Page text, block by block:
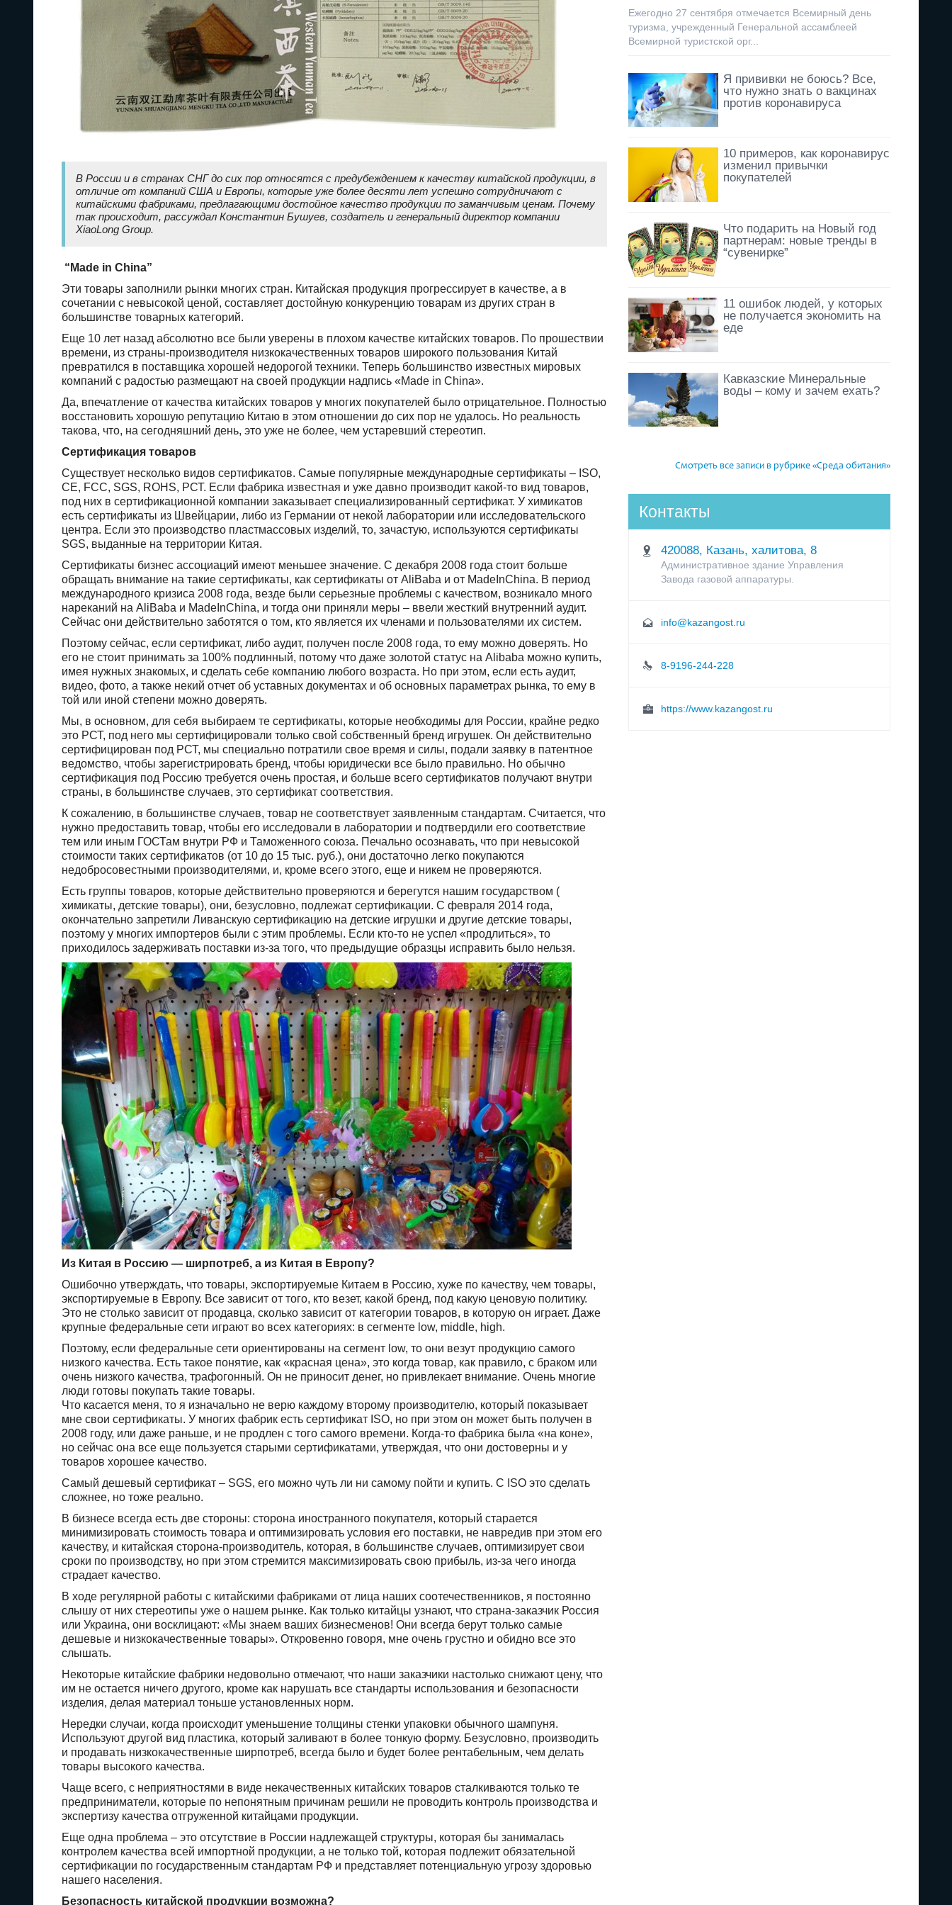
В России и в странах СНГ до сих пор относятся с предубеждением к качеству китайской продукции, в
отличие от компаний США и Европы, которые уже более десяти лет успешно сотрудничают с
китайскими фабриками, предлагающими достойное качество продукции по заманчивым ценам. Почему
так происходит, рассуждал Константин Бушуев, создатель и генеральный директор компании
XiaoLong Group.
“Made in China”
Эти товары заполнили рынки многих стран. Китайская продукция прогрессирует в качестве, а в
сочетании с невысокой ценой, составляет достойную конкуренцию товарам из других стран в
большинстве товарных категорий.
Еще 10 лет назад абсолютно все были уверены в плохом качестве китайских товаров. По прошествии
времени, из страны-производителя низкокачественных товаров широкого пользования Китай
превратился в поставщика хорошей недорогой техники. Теперь большинство известных мировых
компаний с радостью размещают на своей продукции надпись «Made in China».
Да, впечатление от качества китайских товаров у многих покупателей было отрицательное. Полностью
восстановить хорошую репутацию Китаю в этом отношении до сих пор не удалось. Но реальность
такова, что, на сегодняшний день, это уже не более, чем устаревший стереотип.
Сертификация товаров
Существует несколько видов сертификатов. Самые популярные международные сертификаты – ISO,
CE, FCC, SGS, ROHS, РСТ. Если фабрика известная и уже давно производит какой-то вид товаров,
под них в сертификационной компании заказывает специализированный сертификат. У химикатов
есть сертификаты из Швейцарии, либо из Германии от некой лаборатории или исследовательского
центра. Если это производство пластмассовых изделий, то, зачастую, используются сертификаты
SGS, выданные на территории Китая.
Сертификаты бизнес ассоциаций имеют меньшее значение. С декабря 2008 года стоит больше
обращать внимание на такие сертификаты, как сертификаты от AliBaba и от MadeInChina. В период
международного кризиса 2008 года, везде были серьезные проблемы с качеством, возникало много
нареканий на AliBaba и MadeInChina, и тогда они приняли меры – ввели жесткий внутренний аудит.
Сейчас они действительно заботятся о том, кто является их членами и пользователями их систем.
Поэтому сейчас, если сертификат, либо аудит, получен после 2008 года, то ему можно доверять. Но
его не стоит принимать за 100% подлинный, потому что даже золотой статус на Alibaba можно купить,
имея нужных знакомых, и сделать себе компанию любого возраста. Но при этом, если есть аудит,
видео, фото, а также некий отчет об уставных документах и об основных параметрах рынка, то ему в
той или иной степени можно доверять.
Мы, в основном, для себя выбираем те сертификаты, которые необходимы для России, крайне редко
это РСТ, под него мы сертифицировали только свой собственный бренд игрушек. Он действительно
сертифицирован под РСТ, мы специально потратили свое время и силы, подали заявку в патентное
ведомство, чтобы зарегистрировать бренд, чтобы юридически все было правильно. Но обычно
сертификация под Россию требуется очень простая, и больше всего сертификатов получают внутри
страны, в большинстве случаев, это сертификат соответствия.
К сожалению, в большинстве случаев, товар не соответствует заявленным стандартам. Считается, что
нужно предоставить товар, чтобы его исследовали в лаборатории и подтвердили его соответствие
тем или иным ГОСТам внутри РФ и Таможенного союза. Печально осознавать, что при невысокой
стоимости таких сертификатов (от 10 до 15 тыс. руб.), они достаточно легко покупаются
недобросовестными производителями, и, кроме всего этого, еще и никем не проверяются.
Есть группы товаров, которые действительно проверяются и берегутся нашим государством (
химикаты, детские товары), они, безусловно, подлежат сертификации. С февраля 2014 года,
окончательно запретили Ливанскую сертификацию на детские игрушки и другие детские товары,
поэтому у многих импортеров были с этим проблемы. Если кто-то не успел «продлиться», то
приходилось задерживать поставки из-за того, что предыдущие образцы исправить было нельзя.
Из Китая в Россию — ширпотреб, а из Китая в Европу?
Ошибочно утверждать, что товары, экспортируемые Китаем в Россию, хуже по качеству, чем товары,
экспортируемые в Европу. Все зависит от того, кто везет, какой бренд, под какую ценовую политику.
Это не столько зависит от продавца, сколько зависит от категории товаров, в которую он играет. Даже
крупные федеральные сети играют во всех категориях: в сегменте low, middle, high.
Поэтому, если федеральные сети ориентированы на сегмент low, то они везут продукцию самого
низкого качества. Есть такое понятие, как «красная цена», это когда товар, как правило, с браком или
очень низкого качества, трафогонный. Он не приносит денег, но привлекает внимание. Очень многие
люди готовы покупать такие товары.
Что касается меня, то я изначально не верю каждому второму производителю, который показывает
мне свои сертификаты. У многих фабрик есть сертификат ISO, но при этом он может быть получен в
2008 году, или даже раньше, и не продлен с того самого времени. Когда-то фабрика была «на коне»,
но сейчас она все еще пользуется старыми сертификатами, утверждая, что они достоверны и у
товаров хорошее качество.
Самый дешевый сертификат – SGS, его можно чуть ли ни самому пойти и купить. С ISO это сделать
сложнее, но тоже реально.
В бизнесе всегда есть две стороны: сторона иностранного покупателя, который старается
минимизировать стоимость товара и оптимизировать условия его поставки, не навредив при этом его
качеству, и китайская сторона-производитель, которая, в большинстве случаев, оптимизирует свои
сроки по производству, но при этом стремится максимизировать свою прибыль, из-за чего иногда
страдает качество.
В ходе регулярной работы с китайскими фабриками от лица наших соотечественников, я постоянно
слышу от них стереотипы уже о нашем рынке. Как только китайцы узнают, что страна-заказчик Россия
или Украина, они восклицают: «Мы знаем ваших бизнесменов! Они всегда берут только самые
дешевые и низкокачественные товары». Откровенно говоря, мне очень грустно и обидно все это
слышать.
Некоторые китайские фабрики недовольно отмечают, что наши заказчики настолько снижают цену, что
им не остается ничего другого, кроме как нарушать все стандарты использования и безопасности
изделия, делая материал тоньше установленных норм.
Нередки случаи, когда происходит уменьшение толщины стенки упаковки обычного шампуня.
Используют другой вид пластика, который заливают в более тонкую форму. Безусловно, производить
и продавать низкокачественные ширпотреб, всегда было и будет более рентабельным, чем делать
товары высокого качества.
Чаще всего, с неприятностями в виде некачественных китайских товаров сталкиваются только те
предприниматели, которые по непонятным причинам решили не проводить контроль производства и
экспертизу качества отгруженной китайцами продукции.
Еще одна проблема – это отсутствие в России надлежащей структуры, которая бы занималась
контролем качества всей импортной продукции, а не только той, которая подлежит обязательной
сертификации по государственным стандартам РФ и представляет потенциальную угрозу здоровью
нашего населения.
Безопасность китайской продукции возможна?
Ежегодно 27 сентября отмечается Всемирный день
туризма, учрежденный Генеральной ассамблеей
Всемирной туристской орг...
Я прививки не боюсь? Все,
что нужно знать о вакцинах
против коронавируса
10 примеров, как коронавирус
изменил привычки
покупателей
Что подарить на Новый год
партнерам: новые тренды в
“сувенирке”
11 ошибок людей, у которых
не получается экономить на
еде
Кавказские Минеральные
воды – кому и зачем ехать?
Смотреть все записи в рубрике «Среда обитания»
Контакты
420088, Казань, халитова, 8
Административное здание Управления
Завода газовой аппаратуры.
info@kazangost.ru
8-9196-244-228
https://www.kazangost.ru